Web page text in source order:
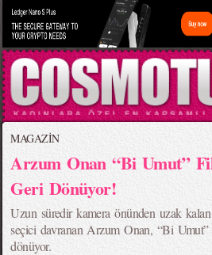
MAGAZİN
Arzum Onan “Bi Umut”
Geri Dönüyor!
Uzun süredir kamera önünden uzak
seçici davranan Arzum Onan, “Bi
dönüyor.